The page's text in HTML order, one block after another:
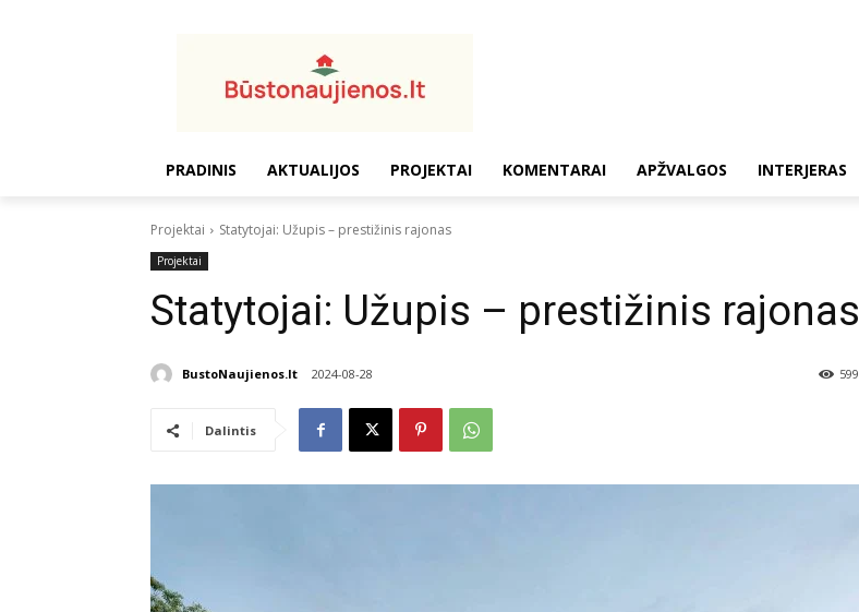
PRADINIS AKTUALIJOS PROJEKTAI KOMENTARAI APŽVALGOS INTERJERAS
Projektai Statytojai: Užupis – prestižinis rajonas
Projektai
Statytojai: Užupis – prestižinis rajonas
BustoNaujienos.lt 2024-08-28 599
Dalintis